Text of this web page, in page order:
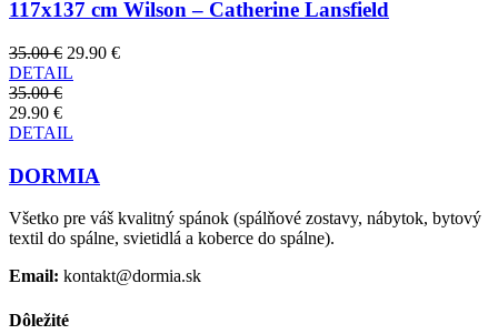
117x137 cm Wilson – Catherine Lansfield
35.00 € 29.90 €
DETAIL
35.00 €
29.90 €
DETAIL
DORMIA
Všetko pre váš kvalitný spánok (spálňové zostavy, nábytok, bytový
textil do spálne, svietidlá a koberce do spálne).
Email: kontakt@dormia.sk
Dôležité